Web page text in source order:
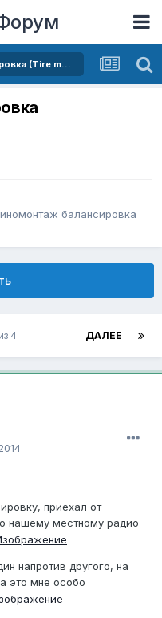
Оборудование Шиномонтаж балансировка (Tire mounting balancing)
балансировка
ДАЛЕЕ
4
приехал от
нашему местному радио
напротив другого, на
это мне особо